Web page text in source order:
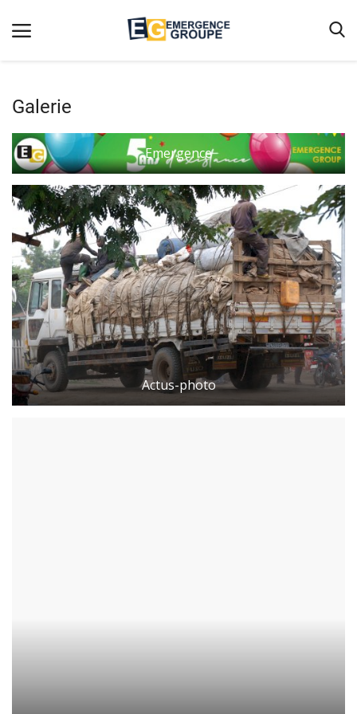
Contact
Emergence
Galerie
Terms & Conditions
Nos Publications
Magazine
Nos Videos
Partenaires
Connexion
Galerie
Emergence
Actus-photo